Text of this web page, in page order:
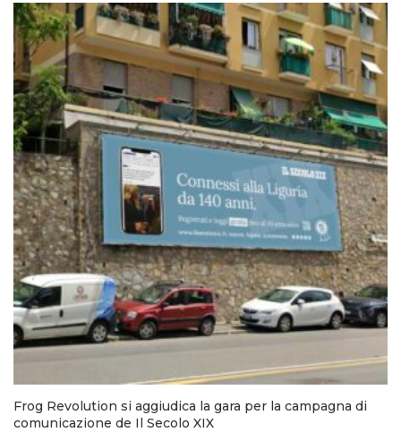
Frog Revolution si aggiudica la gara per la campagna di
comunicazione de Il Secolo XIX